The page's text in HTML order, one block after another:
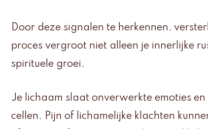
Door deze signalen te herkennen,
proces vergroot niet alleen je innerlijke
spirituele groei.
Je lichaam slaat onverwerkte emoties
cellen. Pijn of lichamelijke klachten